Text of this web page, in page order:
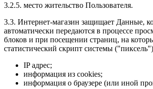
3.2.5. место жительство Пользователя.
3.3. Интернет-магазин защищает Данные,
автоматически передаются в процессе
блоков и при посещении страниц, на
статистический скрипт системы
IP адрес;
информация из cookies;
информация о браузере (или иной